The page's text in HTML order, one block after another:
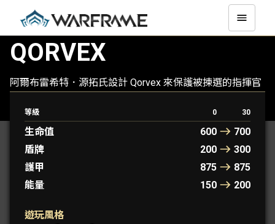
QORVEX
阿爾布雷希特．源拓氏設計 Qorvex 來保護被揀選的指揮官
控能力的同時，坩堝核心也賦予了 Qorvex 高生存能力。
等級 0 30
生命值 600
700
盾牌
200
300
護甲
875
875
能量
150 200
遊玩風格